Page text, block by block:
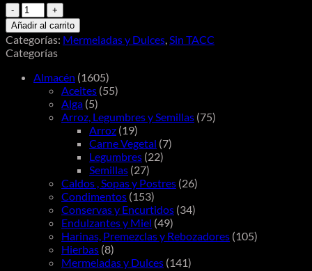
Cuarto
Creciente
Mermelada
Dietética
con
Stevia
Frutilla
cantidad
Añadir al carrito
Categorías: Mermeladas y Dulces,Sin TACC
Categorías
Almacén (1605)
Aceites (55)
Alga (5)
Arroz, Legumbres y Semillas (75)
Arroz (19)
Carne Vegetal (7)
Legumbres (22)
Semillas (27)
Caldos , Sopas y Postres (26)
Condimentos (153)
Conservas y Encurtidos (34)
Endulzantes y Miel (49)
Harinas, Premezclas y Rebozadores (105)
Hierbas (8)
Mermeladas y Dulces (141)